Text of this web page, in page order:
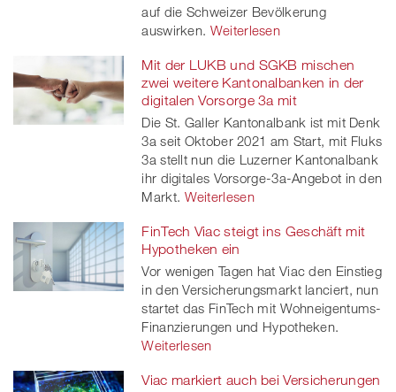
auf die Schweizer Bevölkerung
auswirken. Weiterlesen
Mit der LUKB und SGKB mischen
zwei weitere Kantonalbanken in der
digitalen Vorsorge 3a mit
Die St. Galler Kantonalbank ist mit Denk
3a seit Oktober 2021 am Start, mit Fluks
3a stellt nun die Luzerner Kantonalbank
ihr digitales Vorsorge-3a-Angebot in den
Markt. Weiterlesen
FinTech Viac steigt ins Geschäft mit
Hypotheken ein
Vor wenigen Tagen hat Viac den Einstieg
in den Versicherungsmarkt lanciert, nun
startet das FinTech mit Wohneigentums-
Finanzierungen und Hypotheken.
Weiterlesen
Viac markiert auch bei Versicherungen